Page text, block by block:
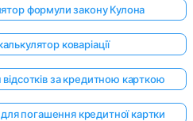
формули закону Кулона
коваріації
за кредитною карткою
погашення кредитної картки